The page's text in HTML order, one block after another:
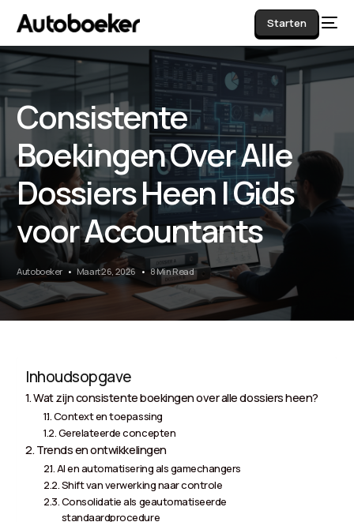
Starten
Consistente
Boekingen Over Alle
Dossiers Heen | Gids
voor Accountants
Autoboeker Maart 26, 2026 8 Min Read
Inhoudsopgave
Wat zijn consistente boekingen over alle dossiers heen?
Context en toepassing
Gerelateerde concepten
Trends en ontwikkelingen
AI en automatisering als gamechangers
Shift van verwerking naar controle
Consolidatie als geautomatiseerde
standaardprocedure
AI